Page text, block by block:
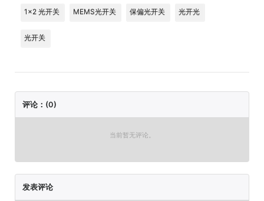
1x2 光开关 MEMS光开关 保偏光开关 光开光
光开关
评论：(0)
当前暂无评论。
发表评论